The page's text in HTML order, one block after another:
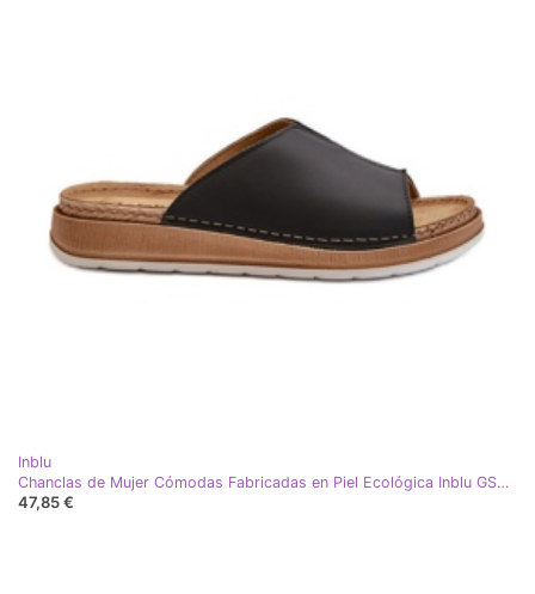
Inblu
Chanclas de Mujer Cómodas Fabricadas en Piel Ecológica Inblu GS0003I1 Negro
47,85 €